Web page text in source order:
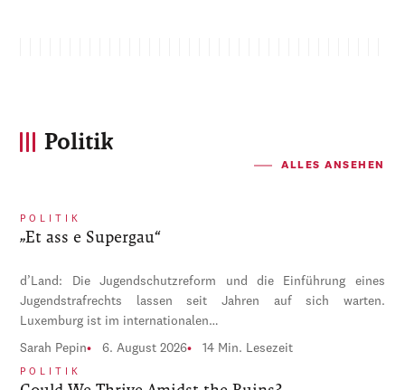
Politik
ALLES ANSEHEN
POLITIK
„Et ass e Supergau“
d’Land: Die Jugendschutzreform und die Einführung eines
Jugendstrafrechts lassen seit Jahren auf sich warten.
Luxemburg ist im internationalen…
Sarah Pepin 6. August 2026 14 Min. Lesezeit
POLITIK